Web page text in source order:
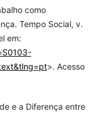
como
Tempo Social, v.
em:
>. Acesso
e a Diferença entre